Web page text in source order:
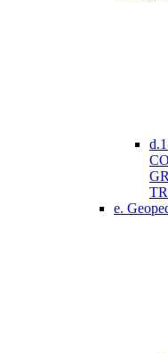
e.